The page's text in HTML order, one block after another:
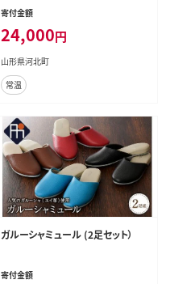
寄付金額
24,000円
山形県河北町
常温
ガルーシャミュール (2足セット）
寄付金額